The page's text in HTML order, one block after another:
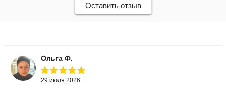
Оставить отзыв
Ольга Ф.
29 июля 2026